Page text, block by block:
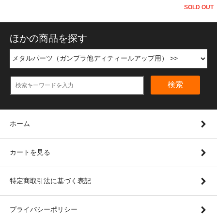
SOLD OUT
ほかの商品を探す
検索
ホーム
カートを見る
特定商取引法に基づく表記
プライバシーポリシー